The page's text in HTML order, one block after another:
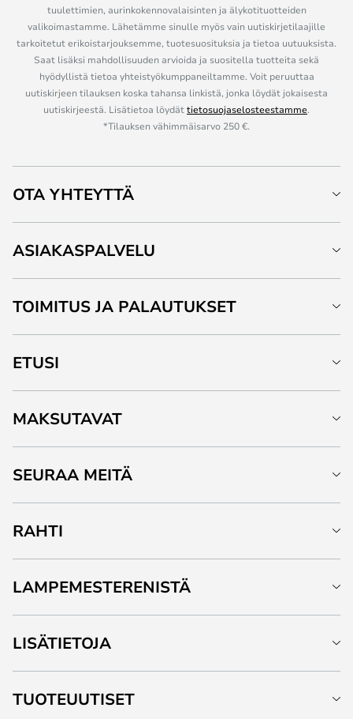
tuulettimien, aurinkokennovalaisinten ja älykotituotteiden
valikoimastamme. Lähetämme sinulle myös vain uutiskirjetilaajille
tarkoitetut erikoistarjouksemme, tuotesuosituksia ja tietoa uutuuksista.
Saat lisäksi mahdollisuuden arvioida ja suositella tuotteita sekä
hyödyllistä tietoa yhteistyökumppaneiltamme. Voit peruuttaa
uutiskirjeen tilauksen koska tahansa linkistä, jonka löydät jokaisesta
uutiskirjeestä. Lisätietoa löydättietosuojaselosteestamme.
*Tilauksen vähimmäisarvo 250 €.
OTA YHTEYTTÄ
ASIAKASPALVELU
TOIMITUS JA PALAUTUKSET
ETUSI
MAKSUTAVAT
SEURAA MEITÄ
RAHTI
LAMPEMESTERENISTÄ
LISÄTIETOJA
TUOTEUUTISET